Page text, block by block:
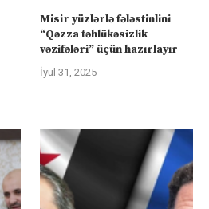
Misir yüzlərlə fələstinlini
“Qəzza təhlükəsizlik
vəzifələri” üçün hazırlayır
İyul 31, 2025